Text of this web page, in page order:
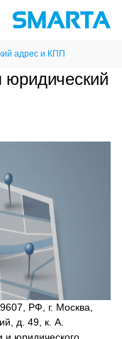
адрес и КПП
юридический
РФ, г. Москва,
д. 49, к. А.